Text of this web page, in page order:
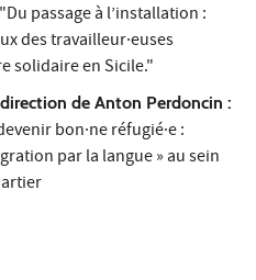
"Du passage à l’installation :
des travailleur·euses
solidaire en Sicile."
de Anton Perdoncin :
bon·ne réfugié·e :
par la langue » au sein